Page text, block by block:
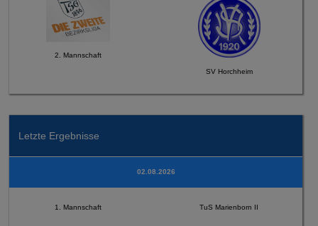
2. Mannschaft
SV Horchheim
Letzte Ergebnisse
02.08.2026
1. Mannschaft TuS Marienborn II